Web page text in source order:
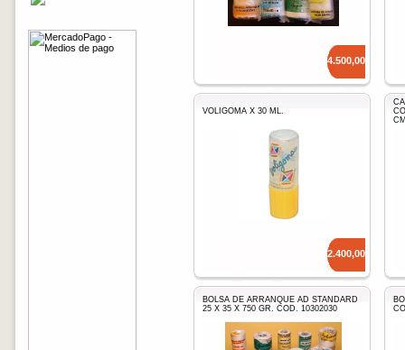
14.500,00
VOLIGOMA X 30 ML.
2.400,00
BOLSA DE ARRANQUE AD STANDARD
25 X 35 X 750 GR. COD. 10302030